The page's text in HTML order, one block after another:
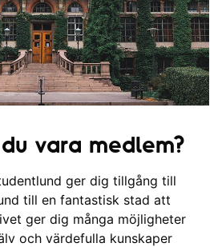
n
e
n
vara medlem?
ger dig tillgång till
till en fantastisk stad att
ger dig många möjligheter
och värdefulla kunskaper